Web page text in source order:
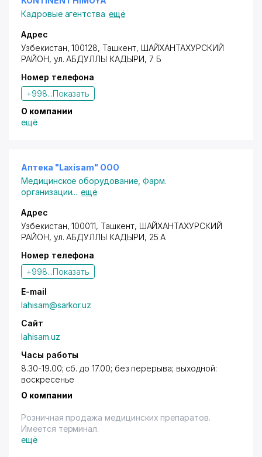
Кадровые агентства ещё
Адрес
Узбекистан, 100128, Ташкент, ШАЙХАНТАХУРСКИЙ
РАЙОН, ул. АБДУЛЛЫ КАДЫРИ, 7 Б
Номер телефона
+998...Показать
О компании
ещё
Аптека "Laxisam" ООО
Медицинское оборудование, Фарм.
организации... ещё
Адрес
Узбекистан, 100011, Ташкент, ШАЙХАНТАХУРСКИЙ
РАЙОН, ул. АБДУЛЛЫ КАДЫРИ, 25 А
Номер телефона
+998...Показать
E-mail
lahisam@sarkor.uz
Сайт
lahisam.uz
Часы работы
8.30-19.00; сб. до 17.00; без перерыва; выходной:
воскресенье
О компании
Розничная продажа медицинских препаратов.
Имеется терминал.
ещё